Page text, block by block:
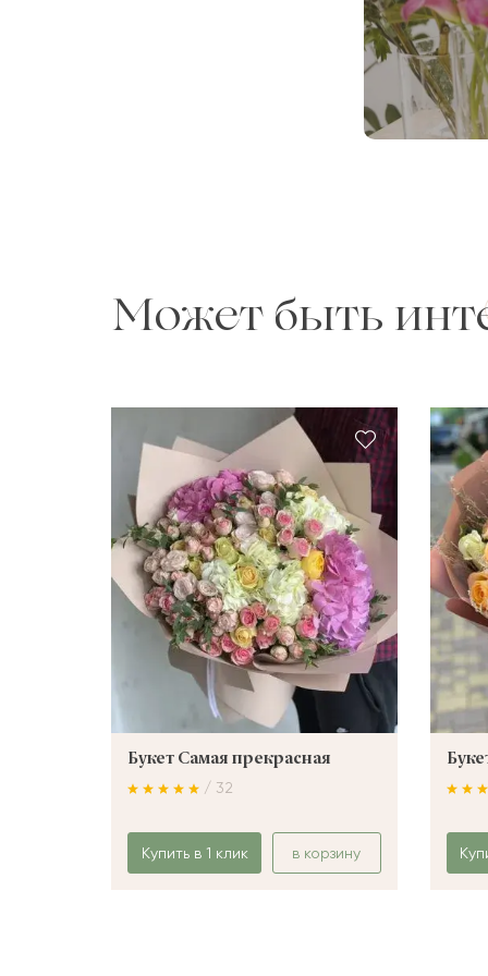
Может быть
Букет Самая прекрасная
/ 32
Купить в 1 клик в корзину